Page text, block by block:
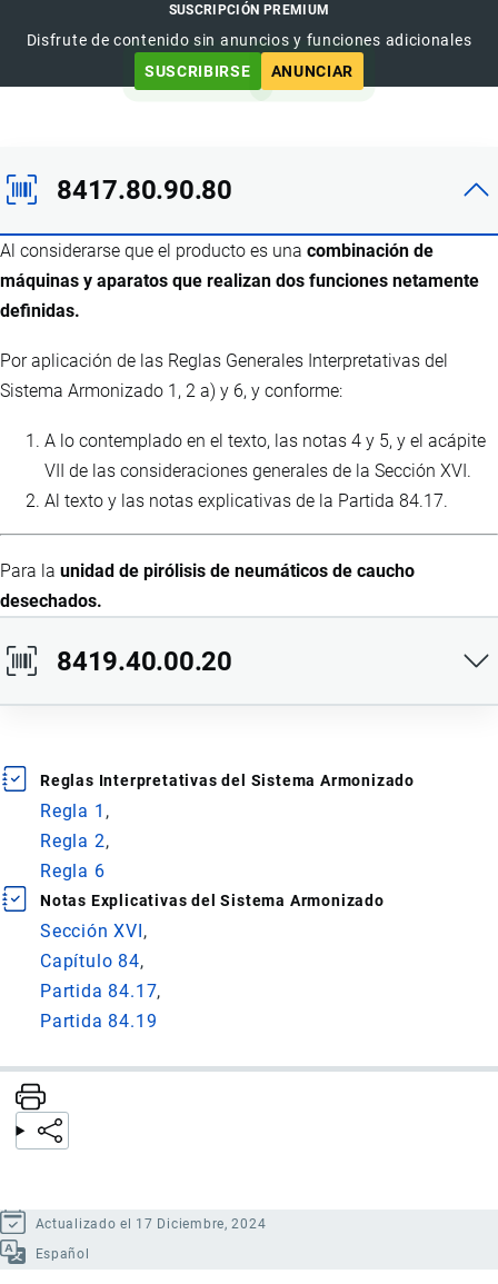
SUSCRIPCIÓN PREMIUM
Disfrute de contenido sin anuncios y funciones adicionales
SUSCRIBIRSE
ANUNCIAR
8417.80.90.80
Al considerarse que el producto es una combinación de
máquinas y aparatos que realizan dos funciones netamente
definidas.
Por aplicación de las Reglas Generales Interpretativas del
Sistema Armonizado 1, 2 a) y 6, y conforme:
A lo contemplado en el texto, las notas 4 y 5, y el acápite
VII de las consideraciones generales de la Sección XVI.
Al texto y las notas explicativas de la Partida 84.17.
Para la unidad de pirólisis de neumáticos de caucho
desechados.
8419.40.00.20
Para launidad de de destilación térmica de aceite pirolítico y
refinación catalítica de gases de petróleo.
Reglas Interpretativas del Sistema Armonizado
Regla 1
Regla 2
Regla 6
Notas Explicativas del Sistema Armonizado
Sección XVI
Capítulo 84
Partida 84.17
Partida 84.19
Actualizado el 17 Diciembre, 2024
Español